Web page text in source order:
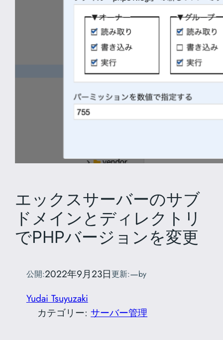
エックスサーバーのサブ
ドメインとディレクトリ
でPHPバージョンを変更
公開:2022年9月23日更新:—by
Yudai Tsuyuzaki
カテゴリー:サーバー管理